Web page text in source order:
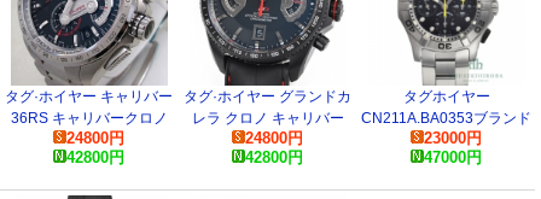
タグ·ホイヤー キャリバー
36RS キャリバークロノ
CAV5115.BA0902 コピー
時計
24800円
42800円
タグ·ホイヤー グランドカ
レラ クロノ キャリバー
CAV518B.FC6237 コピー
時計
24800円
42800円
タグホイヤー
CN211A.BA0353ブランド
２０００アクアグラ コピー
時計
23000円
47000円